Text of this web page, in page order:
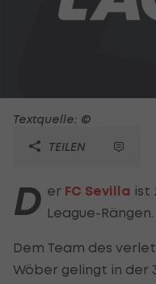
Textquelle: ©
TEILEN
D er FC Sevilla ist
League-Rängen.
Dem Team des
Wöber gelingt in der